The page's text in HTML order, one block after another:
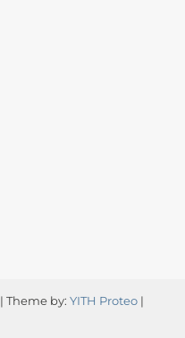
| Theme by: YITH Proteo |